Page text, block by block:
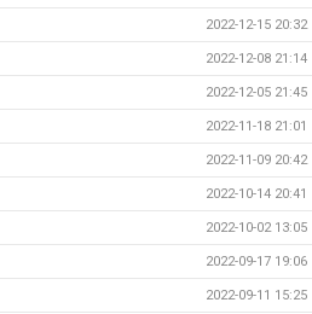
2022-12-15 20:32
2022-12-08 21:14
2022-12-05 21:45
2022-11-18 21:01
2022-11-09 20:42
2022-10-14 20:41
2022-10-02 13:05
2022-09-17 19:06
2022-09-11 15:25